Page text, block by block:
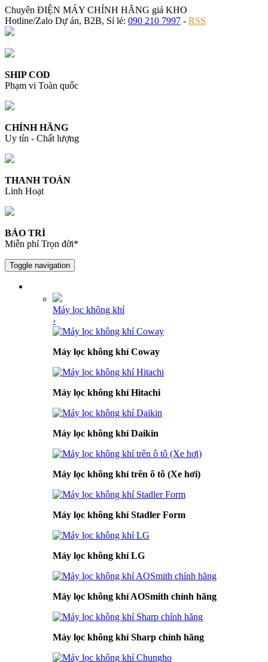
Chuyên ĐIỆN MÁY CHÍNH HÃNG giá KHO
Hotline/Zalo Dự án, B2B, Sỉ lẻ: 090 210 7997 - RSS
SHIP COD
Phạm vi Toàn quốc
CHÍNH HÃNG
Uy tín - Chất lượng
THANH TOÁN
Linh Hoạt
BẢO TRÌ
Miễn phí Trọn đời*
Toggle navigation
Máy lọc không khí
›
Máy lọc không khí Coway
Máy lọc không khí Hitachi
Máy lọc không khí Daikin
Máy lọc không khí trên ô tô (Xe hơi)
Máy lọc không khí Stadler Form
Máy lọc không khí LG
Máy lọc không khí AOSmith chính hãng
Máy lọc không khí Sharp chính hãng